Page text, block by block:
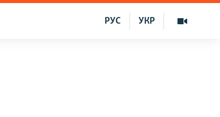
УКР
РУС